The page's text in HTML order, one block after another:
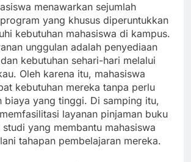
menawarkan sejumlah
yang khusus diperuntukkan
kebutuhan mahasiswa di kampus.
unggulan adalah penyediaan
kebutuhan sehari-hari melalui
Oleh karena itu, mahasiswa
kebutuhan mereka tanpa perlu
biaya yang tinggi. Di samping itu,
layanan pinjaman buku
yang membantu mahasiswa
tahapan pembelajaran mereka.